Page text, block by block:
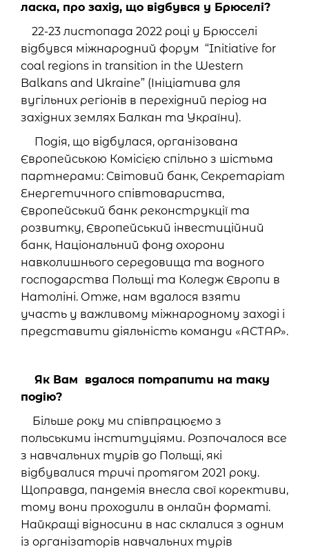
ласка, про захід, що відбувся у Брюселі?
22-23 листопада 2022 році у Брюсселі
відбувся міжнародний форум “Initiative for
coal regions in transition in the Western
Balkans and Ukraine” (Ініціатива для
вугільних регіонів в перехідний період на
західних землях Балкан та України).
Подія, що відбулася, організована
Європейською Комісією спільно з шістьма
партнерами: Світовий банк, Секретаріат
Енергетичного співтовариства,
Європейський банк реконструкції та
розвитку, Європейський інвестиційний
банк, Національний фонд охорони
навколишнього середовища та водного
господарства Польщі та Коледж Європи в
Натоліні. Отже, нам вдалося взяти
участь у важливому міжнародному заході і
представити діяльність команди «АСТАР».
Як Вам вдалося потрапити на таку
подію?
Більше року ми співпрацюємо з
польськими інституціями. Розпочалося все
з навчальних турів до Польщі, які
відбувалися тричі протягом 2021 року.
Щоправда, пандемія внесла свої корективи,
тому вони проходили в онлайн форматі.
Найкращі відносини в нас склалися з одним
із організаторів навчальних турів